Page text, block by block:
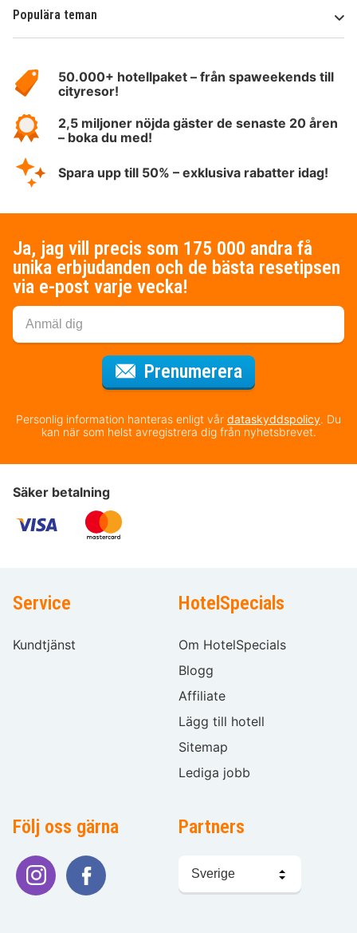
Populära teman
HotelSpecials50.000+ hotellpaket – från spaweekends till
cityresor!
2,5 miljoner nöjda gäster de senaste 20 åren
– boka du med!
Spara upp till 50% – exklusiva rabatter idag!
Ja, jag vill precis som 175 000 andra få
unika erbjudanden och de bästa resetipsen
via e-post varje vecka!
Prenumerera
Personlig information hanteras enligt vår dataskyddspolicy. Du
kan när som helst avregistrera dig från nyhetsbrevet.
Säker betalning
Service
Kundtjänst
HotelSpecials
Om HotelSpecials
Blogg
Affiliate
Lägg till hotell
Sitemap
Lediga jobb
Följ oss gärna Partners
språk